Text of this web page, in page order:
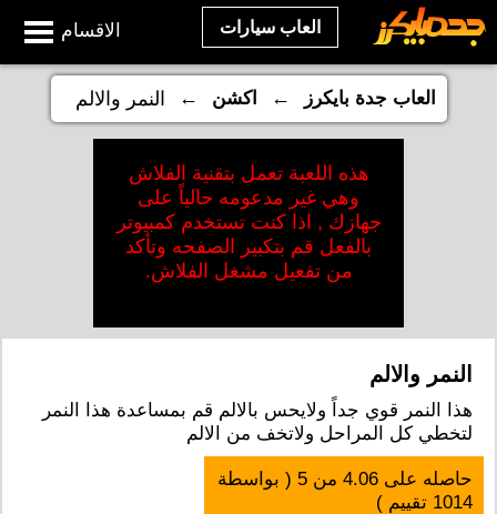
الاقسام العاب سيارات
العاب جدة بايكرز ← اكشن ← النمر والالم
هذه اللعبة تعمل بتقنية الفلاش
وهي غير مدعومه حالياً على
جهازك , اذا كنت تستخدم كمبيوتر
بالفعل قم بتكبير الصفحه وتأكد
من تفعيل مشغل الفلاش.
النمر والالم
هذا النمر قوي جداً ولايحس بالالم قم بمساعدة هذا النمر
لتخطي كل المراحل ولاتخف من الالم
حاصله على4.06 من5 ( بواسطة
1014 تقييم )